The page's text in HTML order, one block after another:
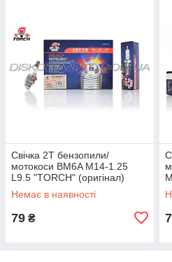
Свічка 2T бензопили/
мотокоси BM6A M14-1.25
L9.5 "TORCH" (оригінал)
Немає в наявності
79 ₴